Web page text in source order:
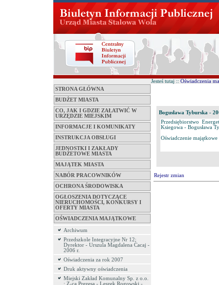
STRONA GŁÓWNA
BUDŻET MIASTA
CO, JAK I GDZIE ZAŁATWIĆ W
URZĘDZIE MIEJSKIM
INFORMACJE I KOMUNIKATY
INSTRUKCJA OBSŁUGI
JEDNOSTKI I ZAKŁADY
BUDŻETOWE MIASTA
MAJĄTEK MIASTA
NABÓR PRACOWNIKÓW
OCHRONA ŚRODOWISKA
OGŁOSZENIA DOTYCZĄCE
NIERUCHOMOŚCI, KONKURSY I
OFERTY MIASTA
OŚWIADCZENIA MAJĄTKOWE
Archiwum
Przedszkole Integracyjne Nr 12;
Dyrektor - Urszula Magdalena Cacaj -
2006 r.
Oświadczenia za rok 2007
Druk aktywny oświadczenia
Miejski Zakład Komunalny Sp. z o.o.
; Z-ca Prezesa - Leszek Rogowski -
Jesteś tutaj :: Oświadczenia
Bogusława Tyburska -
Przedsiębiorstwo
Ksiegowa - Bogusława
Oświadczenie
Rejestr zmian